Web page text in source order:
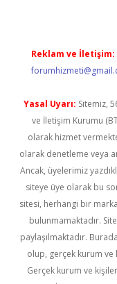
Reklam ve İletişim:
Yasal Uyarı: Sitemiz,
ve İletişim Kurumu
olarak hizmet
olarak denetleme veya
Ancak, üyelerimiz
siteye üye olarak bu
sitesi, herhangi bir
bulunmamaktadır.
paylaşılmaktadır.
olup, gerçek kurum ve
Gerçek kurum ve